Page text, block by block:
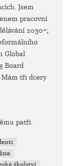
Jsem
pracovní
2030+;
Global
Board
Mám tři dcery
patří.